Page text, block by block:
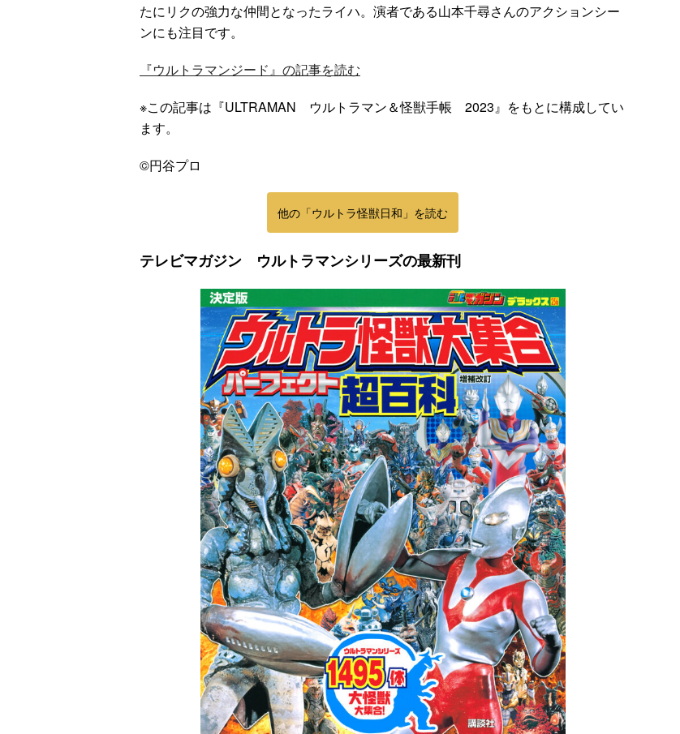
たにリクの強力な仲間となったライハ。演者である山本千尋さんのアクションシー
ンにも注目です。
『ウルトラマンジード』の記事を読む
※この記事は『ULTRAMAN ウルトラマン＆怪獣手帳 2023』をもとに構成してい
ます。
©円谷プロ
他の「ウルトラ怪獣日和」を読む
テレビマガジン ウルトラマンシリーズの最新刊
【特別編】トラ
ンスフォーマー
ごー！ごー！
【月イチ更新】
【第6話更新
♡】 わんもあ！
トランスフォー
マーごー！ご
ー！【月末更
新】
ウルトラマンシ
リーズ60周年記
念！ ウルトラ
セブン＝モロボ
シ・ダンを演じ
た森次晃嗣氏特
別インタビュー
仮面ライダー誕
生55周年記
念！ 仮面ライ
ダー１号＝本郷
猛を演じた藤岡
弘、氏特別イン
タビュー